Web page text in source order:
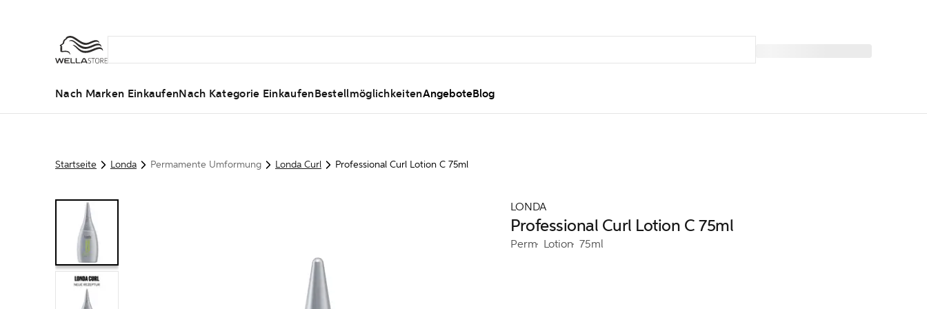
Nach Marken EinkaufenNach Kategorie EinkaufenBestellmöglichkeitenAngeboteBlog
Startseite Londa Permamente Umformung Londa Curl Professional Curl Lotion C 75ml
LONDA
Professional Curl Lotion C 75ml
Perm Lotion 75ml